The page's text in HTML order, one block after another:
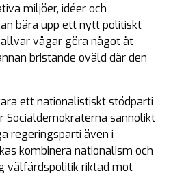
miljöer, idéer och
bära upp ett nytt politiskt
vågar göra något åt
bristande oväld där den
ett nationalistiskt stödparti
sannolikt
regeringsparti även i
kombinera nationalism och
välfärdspolitik riktad mot